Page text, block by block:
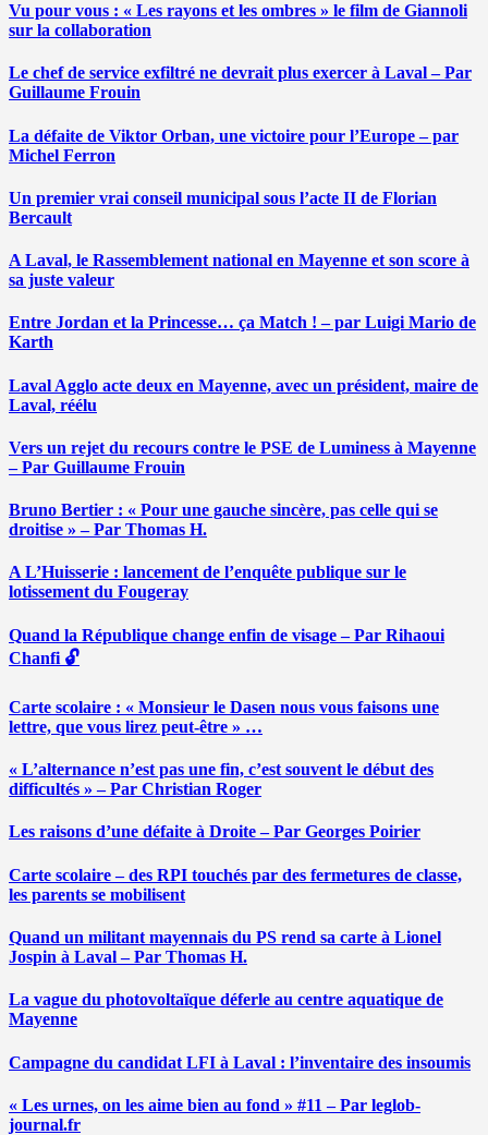
Vu pour vous : « Les rayons et les ombres » le film de Giannoli
sur la collaboration
Le chef de service exfiltré ne devrait plus exercer à Laval – Par
Guillaume Frouin
La défaite de Viktor Orban, une victoire pour l’Europe – par
Michel Ferron
Un premier vrai conseil municipal sous l’acte II de Florian
Bercault
A Laval, le Rassemblement national en Mayenne et son score à
sa juste valeur
Entre Jordan et la Princesse… ça Match ! – par Luigi Mario de
Karth
Laval Agglo acte deux en Mayenne, avec un président, maire de
Laval, réélu
Vers un rejet du recours contre le PSE de Luminess à Mayenne
– Par Guillaume Frouin
Bruno Bertier : « Pour une gauche sincère, pas celle qui se
droitise » – Par Thomas H.
A L’Huisserie : lancement de l’enquête publique sur le
lotissement du Fougeray
Quand la République change enfin de visage – Par Rihaoui
Chanfi 🔓
Carte scolaire : « Monsieur le Dasen nous vous faisons une
lettre, que vous lirez peut-être » …
« L’alternance n’est pas une fin, c’est souvent le début des
difficultés » – Par Christian Roger
Les raisons d’une défaite à Droite – Par Georges Poirier
Carte scolaire – des RPI touchés par des fermetures de classe,
les parents se mobilisent
Quand un militant mayennais du PS rend sa carte à Lionel
Jospin à Laval – Par Thomas H.
La vague du photovoltaïque déferle au centre aquatique de
Mayenne
Campagne du candidat LFI à Laval : l’inventaire des insoumis
« Les urnes, on les aime bien au fond » #11 – Par leglob-
journal.fr